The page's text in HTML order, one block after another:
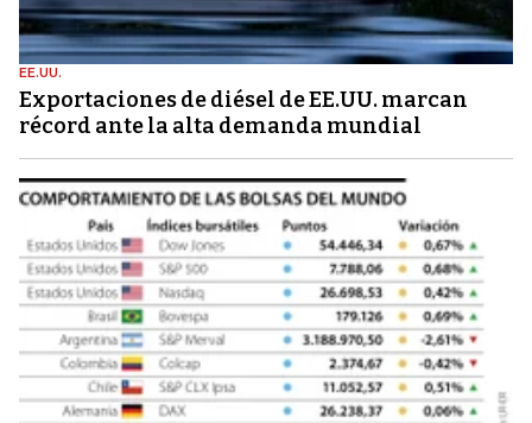
EE.UU.
Exportaciones de diésel de EE.UU. marcan
récord ante la alta demanda mundial